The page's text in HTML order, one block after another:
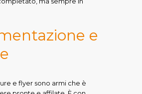
e
e flyer sono armi che è